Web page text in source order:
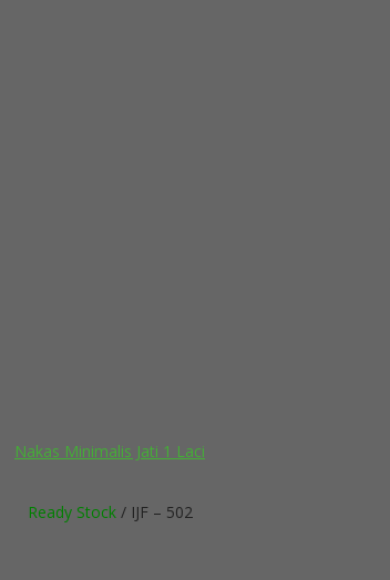
Nakas Minimalis Jati 1 Laci
Ready Stock/ IJF – 502